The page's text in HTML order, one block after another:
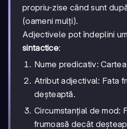
propriu-zise când sunt
(oameni mulți).
Adjectivele pot îndeplini
sintactice:
Nume predicativ:
Atribut adjectival: Fata
deșteaptă.
Circumstanțial de mod:
frumoasă decât